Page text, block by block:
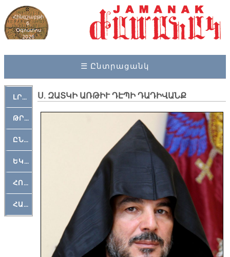
Հինգշաբթի
6,
Օգոստոս
2026
☰ Ընտրացանկ
ԼՐԱՀՈՍ
ԹՐՔԱՀԱՅ ԿԵԱՆՔ
ԸՆԿԵՐԱՄՇԱԿՈՒԹԱՅԻՆ
ԵԿԵՂԵՑԱԿԱՆ
ՀՈԳԵՄՏԱՒՈՐ
ՀԱՐԹԱԿ
Ս. ԶԱՏԿԻ ԱՌԹԻՒ ԴԷՊԻ ԴԱԴԻՎԱՆՔ